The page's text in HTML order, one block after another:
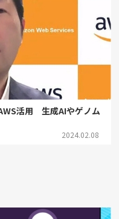
活用 生成AIやゲノム
2024.02.08